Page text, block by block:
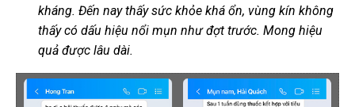
kháng. Đến nay thấy sức khỏe khá ổn, vùng kín không
thấy có dấu hiệu nổi mụn như đợt trước. Mong hiệu
quả được lâu dài.